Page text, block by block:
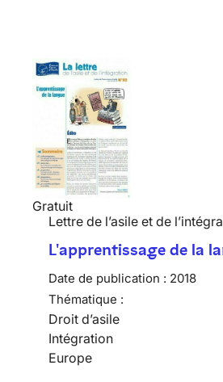
Gratuit
Lettre de l’asile et de
L'apprentissage de la
Date de publication : 2018
Thématique :
Droit d’asile
Intégration
Europe